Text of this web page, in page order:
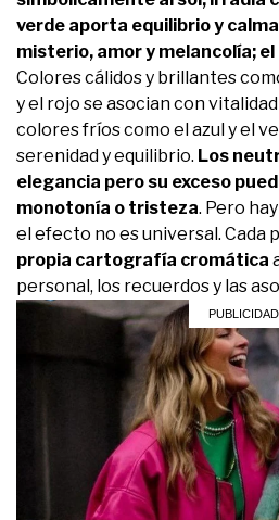
verde aporta equilibrio y
misterio, amor y melancolía;
Colores cálidos y brillantes
y el rojo se asocian con
colores fríos como el azul y el
serenidad y equilibrio. Los
elegancia pero su exceso
monotonía o tristeza. Pero
el efecto no es universal. Cada
propia cartografía cromática
personal, los recuerdos y las